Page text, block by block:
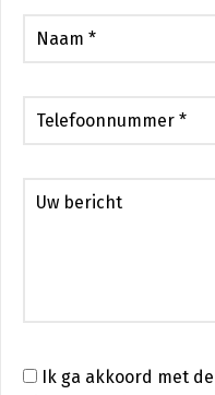
Ik ga akkoord met